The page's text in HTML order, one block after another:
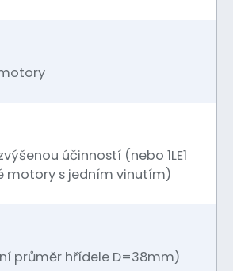
účinností (nebo 1LE1
motory s jedním vinutím)
průměr hřídele D=38mm)